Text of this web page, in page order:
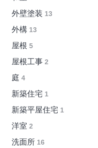
外壁塗装 13
外構 13
屋根 5
屋根工事 2
庭 4
新築住宅 1
新築平屋住宅 1
洋室 2
洗面所 16